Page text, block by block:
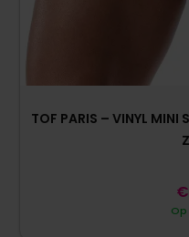
TOF PARIS – VINYL MINI
€